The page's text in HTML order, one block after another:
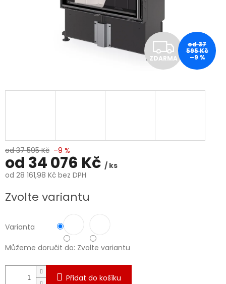
Z
D
A
ZDARMA
od 37
595 Kč
–9 %
od 37 595 Kč –9 %
od 34 076 Kč / ks
od 28 161,98 Kč bez DPH
cena:
Zvolte variantu
Varianta
Můžeme doručit do: Zvolte variantu
Přidat do košíku